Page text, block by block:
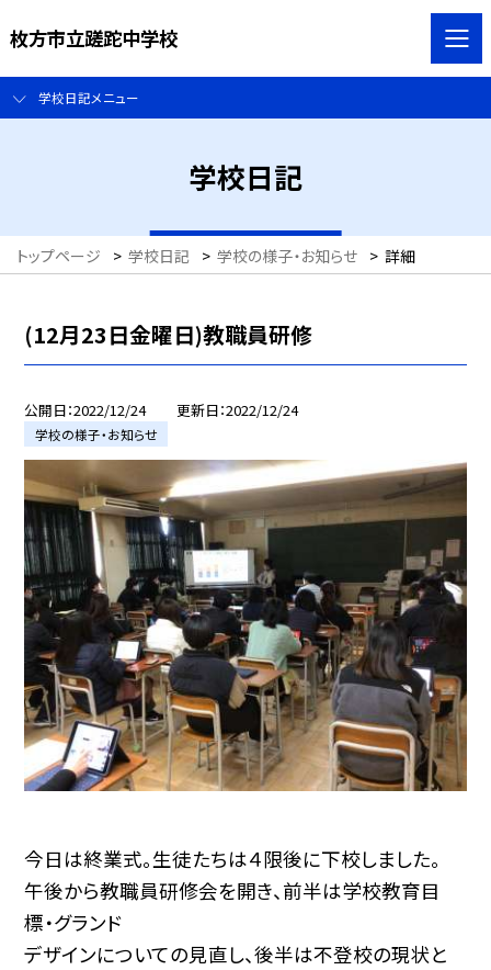
枚方市立蹉跎中学校
学校日記メニュー
学校日記
トップページ > 学校日記 > 学校の様子・お知らせ > 詳細
(12月23日金曜日)教職員研修
公開日 2022/12/24 更新日 2022/12/24
学校の様子・お知らせ
今日は終業式。生徒たちは４限後に下校しました。
午後から教職員研修会を開き、前半は学校教育目
標・グランド
デザインについての見直し、後半は不登校の現状と